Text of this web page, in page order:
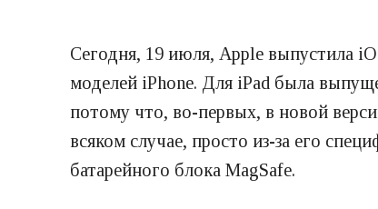
Сегодня, 19 июля, Apple выпустила
моделей iPhone. Для iPad была
потому что, во-первых, в новой
всяком случае, просто из-за его
батарейного блока MagSafe.